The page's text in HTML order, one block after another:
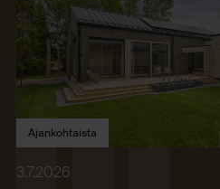
Ajankohtaista
3.7.2026